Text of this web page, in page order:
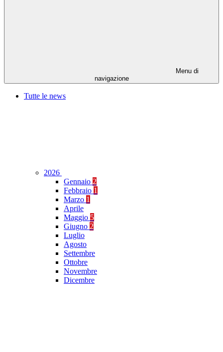
Menu di
navigazione
Tutte le news
2026
Gennaio 2
Febbraio 1
Marzo 1
Aprile
Maggio 5
Giugno 2
Luglio
Agosto
Settembre
Ottobre
Novembre
Dicembre